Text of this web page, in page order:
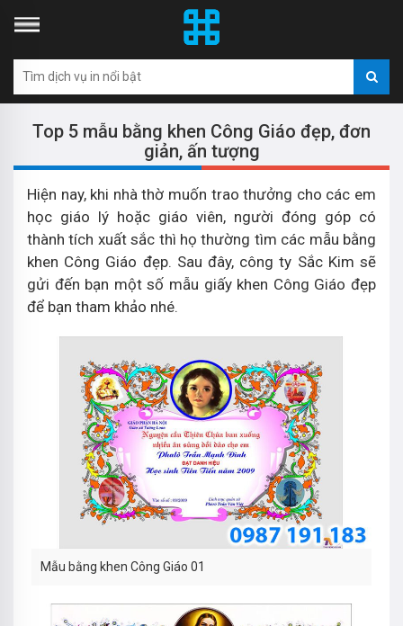
Top 5 mẫu bằng khen Công Giáo đẹp, đơn
giản, ấn tượng
Hiện nay, khi nhà thờ muốn trao thưởng cho các em
học giáo lý hoặc giáo viên, người đóng góp có
thành tích xuất sắc thì họ thường tìm các mẫu bằng
khen Công Giáo đẹp. Sau đây, công ty Sắc Kim sẽ
gửi đến bạn một số mẫu giấy khen Công Giáo đẹp
để bạn tham khảo nhé.
Mẫu bằng khen Công Giáo 01